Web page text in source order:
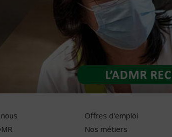
Offres d'emploi
Nos métiers